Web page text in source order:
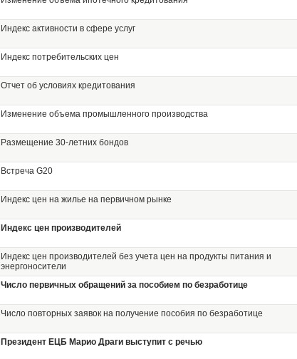
Индекс активности в сфере услуг
Индекс потребительских цен
Отчет об условиях кредитования
Изменение объема промышленного производства
Размещение 30-летних бондов
Встреча G20
Индекс цен на жилье на первичном рынке
Индекс цен производителей
Индекс цен производителей без учета цен на продукты питания и
энергоносители
Число первичных обращений за пособием по безработице
Число повторных заявок на получение пособия по безработице
Президент ЕЦБ Марио Драги выступит с речью